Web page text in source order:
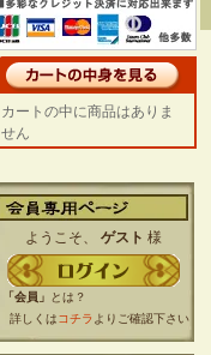
カートの中に商品はありま
せん
ようこそ、 ゲスト 様
「会員」
とは？
詳しくはコチラ よりご確認下さい